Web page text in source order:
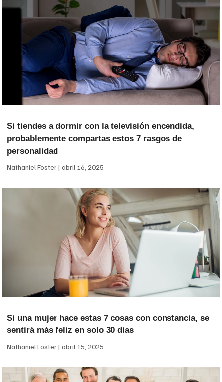
Si tiendes a dormir con la televisión encendida,
probablemente compartas estos 7 rasgos de
personalidad
Nathaniel Foster abril 16, 2025
Si una mujer hace estas 7 cosas con constancia, se
sentirá más feliz en solo 30 días
Nathaniel Foster abril 15, 2025